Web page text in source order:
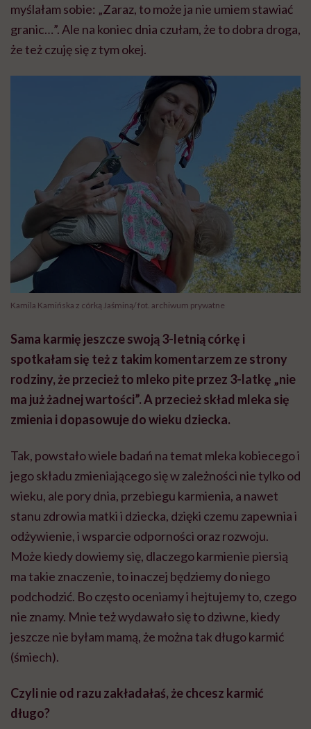
myślałam sobie: „Zaraz, to może ja nie umiem stawiać
granic…”. Ale na koniec dnia czułam, że to dobra droga,
że też czuję się z tym okej.
Kamila Kamińska z córką Jaśminą/ fot. archiwum prywatne
Sama karmię jeszcze swoją 3-letnią córkę i
spotkałam się też z takim komentarzem ze strony
rodziny, że przecież to mleko pite przez 3-latkę „nie
ma już żadnej wartości”. A przecież skład mleka się
zmienia i dopasowuje do wieku dziecka.
Tak, powstało wiele badań na temat mleka kobiecego i
jego składu zmieniającego się w zależności nie tylko od
wieku, ale pory dnia, przebiegu karmienia, a nawet
stanu zdrowia matki i dziecka, dzięki czemu zapewnia i
odżywienie, i wsparcie odporności oraz rozwoju.
Może kiedy dowiemy się, dlaczego karmienie piersią
ma takie znaczenie, to inaczej będziemy do niego
podchodzić. Bo często oceniamy i hejtujemy to, czego
nie znamy. Mnie też wydawało się to dziwne, kiedy
jeszcze nie byłam mamą, że można tak długo karmić
(śmiech).
Czyli nie od razu zakładałaś, że chcesz karmić
długo?